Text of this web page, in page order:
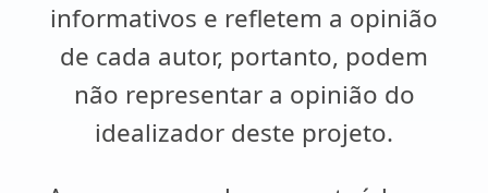
informativos e refletem a opinião
de cada autor, portanto, podem
não representar a opinião do
idealizador deste projeto.